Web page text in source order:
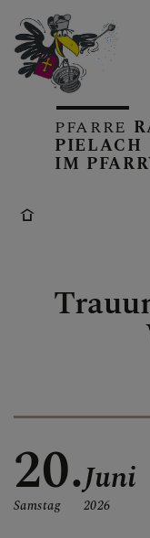
PFARRE
PIELACH
IM
20.
Samstag
Juni
2026